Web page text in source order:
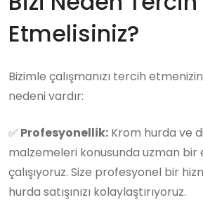
Etmelisiniz?
Bizimle çalışmanızı tercih
nedeni vardır:
✅ Profesyonellik: Krom hurda ve
malzemeleri konusunda uzman bir
çalışıyoruz. Size profesyonel bir
hurda satışınızı kolaylaştırıyoruz.